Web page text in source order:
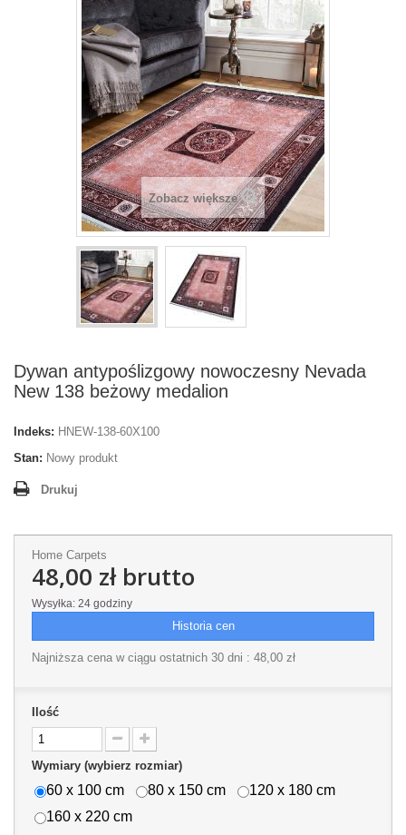
Zobacz większe
Dywan antypoślizgowy nowoczesny Nevada
New 138 beżowy medalion
Indeks: HNEW-138-60X100
Stan: Nowy produkt
Drukuj
Home Carpets
48,00 złbrutto
Wysyłka: 24 godziny
Historia cen
Najniższa cena w ciągu ostatnich 30 dni : 48,00 zł
Ilość
Wymiary (wybierz rozmiar)
60 x 100 cm 80 x 150 cm
120 x 180 cm
160 x 220 cm